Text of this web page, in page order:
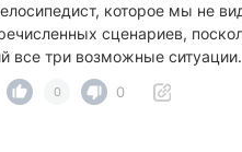
которое мы не
сценариев,
все три возможные ситуации.
0 0